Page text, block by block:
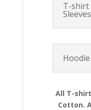
T-shirt
Sleeves
All T-
Cotton.